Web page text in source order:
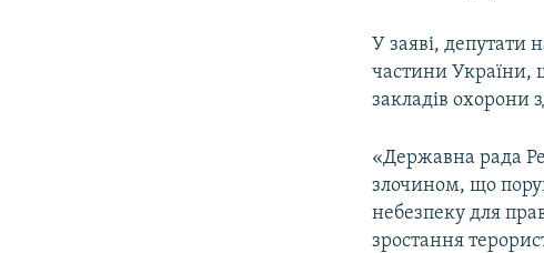
У заяві, депутати
частини України,
закладів охорони
«Державна рада
злочином, що
небезпеку для
зростання